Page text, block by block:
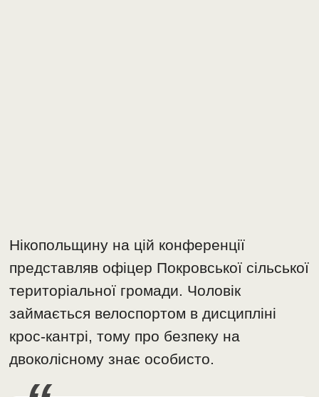
Нікопольщину на цій конференції
представляв офіцер Покровської сільської
територіальної громади. Чоловік
займається велоспортом в дисципліні
крос-кантрі, тому про безпеку на
двоколісному знає особисто.